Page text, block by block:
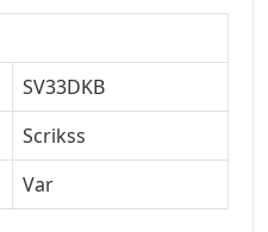
SV33DKB
Scrikss
Var